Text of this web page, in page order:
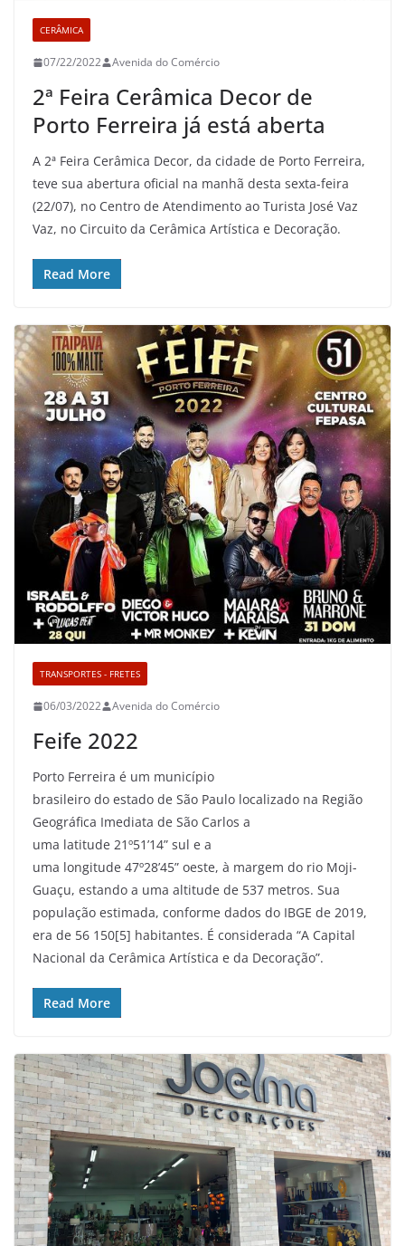
CERÂMICA
07/22/2022 Avenida do Comércio
2ª Feira Cerâmica Decor de
Porto Ferreira já está aberta
A 2ª Feira Cerâmica Decor, da cidade de Porto Ferreira,
teve sua abertura oficial na manhã desta sexta-feira
(22/07), no Centro de Atendimento ao Turista José Vaz
Vaz, no Circuito da Cerâmica Artística e Decoração.
Read More
TRANSPORTES - FRETES
06/03/2022 Avenida do Comércio
Feife 2022
Porto Ferreira é um município
brasileiro do estado de São Paulo localizado na Região
Geográfica Imediata de São Carlos a
uma latitude 21º51’14” sul e a
uma longitude 47º28’45” oeste, à margem do rio Moji-
Guaçu, estando a uma altitude de 537 metros. Sua
população estimada, conforme dados do IBGE de 2019,
era de 56 150[5] habitantes. É considerada “A Capital
Nacional da Cerâmica Artística e da Decoração”.
Read More